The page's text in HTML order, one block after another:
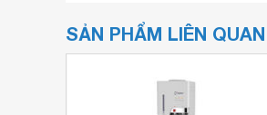
SẢN PHẨM LIÊN QUAN